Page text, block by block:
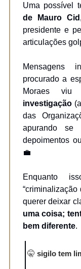
Uma possível
de Mauro Cid
presidente e
articulações
Mensagens
procurado a
Moraes
investigação
das
apurando se
depoimentos
💼
Enquanto
querer deixar
uma coisa;
bem diferente.
🤫 sigilo tem